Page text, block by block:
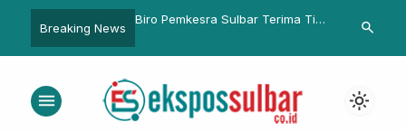
Breaking News
Biro Pemkesra Sulbar Terima Tim
Berikan Data dan Informasi
Kapolda
Mendalam
search
menu light_mode